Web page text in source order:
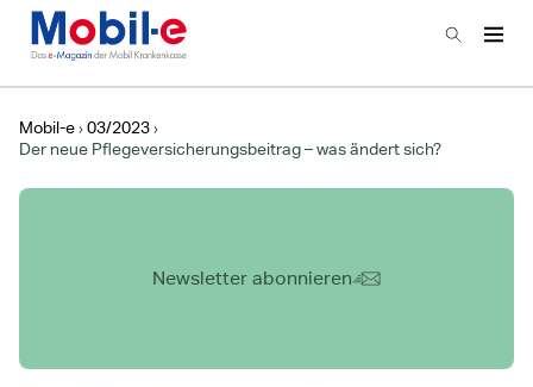
Hauptnavigation
Suchen
Mobil-e
03/2023
Der neue Pflegeversicherungs­beitrag – was ändert sich?
Newsletter abonnieren